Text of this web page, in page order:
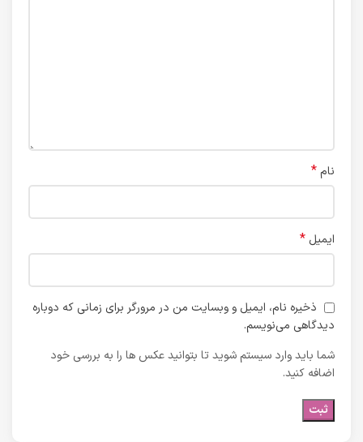
نام *
ایمیل *
ذخیره نام، ایمیل و وبسایت من در مرورگر برای زمانی که دوباره
دیدگاهی می‌نویسم.
شما باید وارد سیستم شوید تا بتوانید عکس ها را به بررسی خود
اضافه کنید.